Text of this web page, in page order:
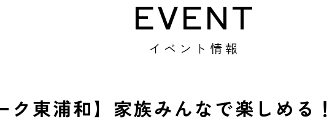
EVENT
イベント情報
ク東浦和】家族みんなで楽しめる